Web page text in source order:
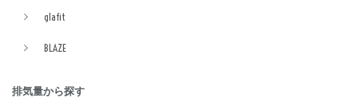
glafit
BLAZE
排気量から探す